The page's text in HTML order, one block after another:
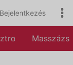
Bejelentkezés
Masszázs